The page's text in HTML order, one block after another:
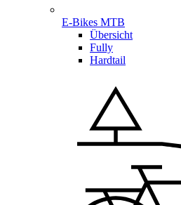
E-Bikes MTB
Übersicht
Fully
Hardtail